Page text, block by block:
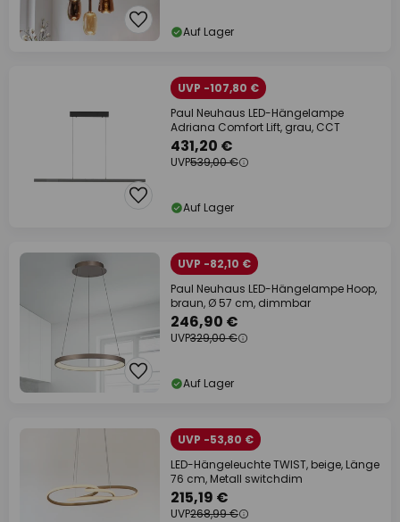
Auf Lager
UVP -107,80 €
Paul Neuhaus LED-Hängelampe
Adriana Comfort Lift, grau, CCT
431,20 €
UVP539,00 €
Auf Lager
UVP -82,10 €
Paul Neuhaus LED-Hängelampe Hoop,
braun, Ø 57 cm, dimmbar
246,90 €
UVP329,00 €
Auf Lager
UVP -53,80 €
LED-Hängeleuchte TWIST, beige, Länge
76 cm, Metall switchdim
215,19 €
UVP268,99 €